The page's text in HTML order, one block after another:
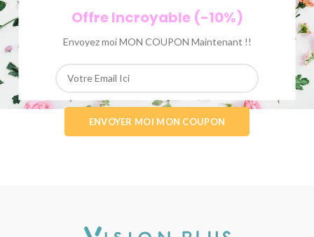
Offre Incroyable (-10%)
Envoyez moi MON COUPON Maintenant !!